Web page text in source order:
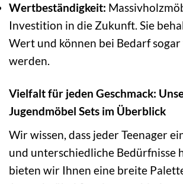
Wertbeständigkeit:
Investition in die Zukunft. Sie
Wert und können bei Bedarf
werden.
Vielfalt für jeden Geschmack:
Jugendmöbel Sets im Überblick
Wir wissen, dass jeder Teenager
und unterschiedliche Bedürfnisse
bieten wir Ihnen eine breite